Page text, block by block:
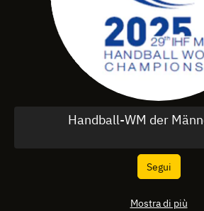
Handball-WM der
Segui
Mostra di più